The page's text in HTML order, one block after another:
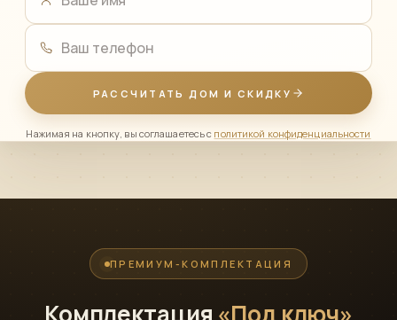
Ваше имя
Ваш телефон
РАССЧИТАТЬ ДОМ И СКИДКУ
Нажимая на кнопку, вы соглашаетесь с политикой конфиденциальности
ПРЕМИУМ-КОМПЛЕКТАЦИЯ